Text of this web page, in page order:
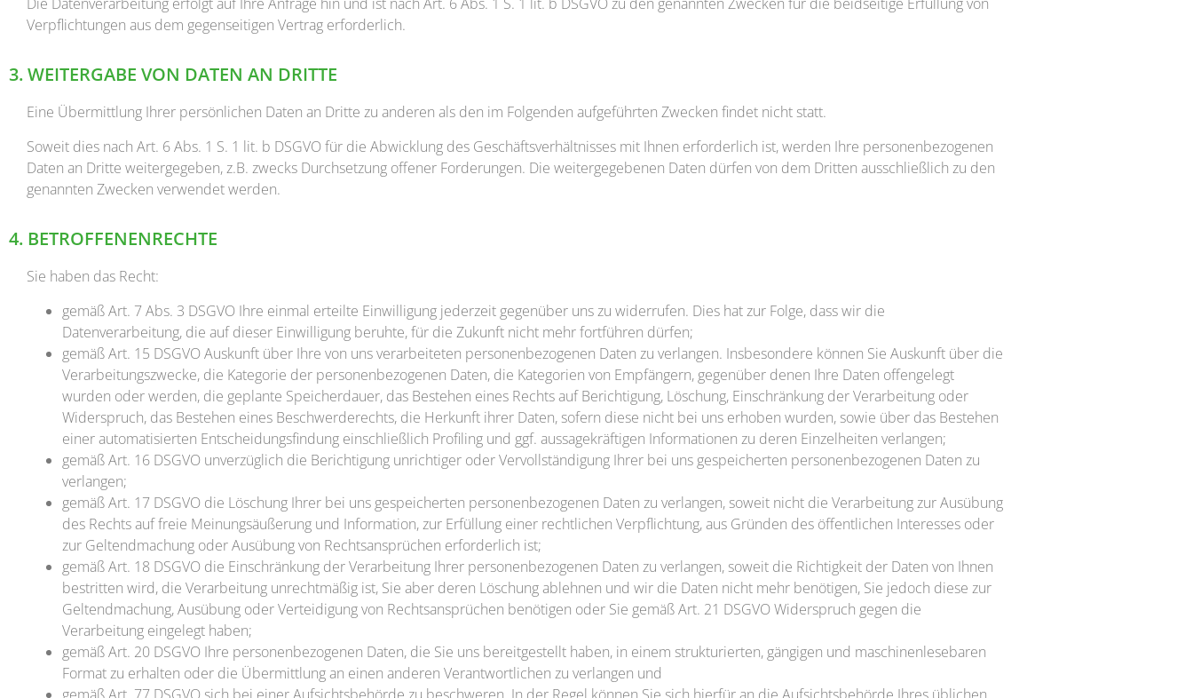
Verpflichtungen aus dem gegenseitigen Vertrag erforderlich.
3. WEITERGABE VON DATEN AN DRITTE
Eine Übermittlung Ihrer persönlichen Daten an Dritte zu anderen als den im Folgenden aufgeführten Zwecken findet nicht statt.
Soweit dies nach Art. 6 Abs. 1 S. 1 lit. b DSGVO für die Abwicklung des Geschäftsverhältnisses mit Ihnen erforderlich ist, werden Ihre personenbezogenen
Daten an Dritte weitergegeben, z.B. zwecks Durchsetzung offener Forderungen. Die weitergegebenen Daten dürfen von dem Dritten ausschließlich zu den
genannten Zwecken verwendet werden.
4. BETROFFENENRECHTE
Sie haben das Recht:
gemäß Art. 7 Abs. 3 DSGVO Ihre einmal erteilte Einwilligung jederzeit gegenüber uns zu widerrufen. Dies hat zur Folge, dass wir die
Datenverarbeitung, die auf dieser Einwilligung beruhte, für die Zukunft nicht mehr fortführen dürfen;
gemäß Art. 15 DSGVO Auskunft über Ihre von uns verarbeiteten personenbezogenen Daten zu verlangen. Insbesondere können Sie Auskunft über die
Verarbeitungszwecke, die Kategorie der personenbezogenen Daten, die Kategorien von Empfängern, gegenüber denen Ihre Daten offengelegt
wurden oder werden, die geplante Speicherdauer, das Bestehen eines Rechts auf Berichtigung, Löschung, Einschränkung der Verarbeitung oder
Widerspruch, das Bestehen eines Beschwerderechts, die Herkunft ihrer Daten, sofern diese nicht bei uns erhoben wurden, sowie über das Bestehen
einer automatisierten Entscheidungsfindung einschließlich Profiling und ggf. aussagekräftigen Informationen zu deren Einzelheiten verlangen;
gemäß Art. 16 DSGVO unverzüglich die Berichtigung unrichtiger oder Vervollständigung Ihrer bei uns gespeicherten personenbezogenen Daten zu
verlangen;
gemäß Art. 17 DSGVO die Löschung Ihrer bei uns gespeicherten personenbezogenen Daten zu verlangen, soweit nicht die Verarbeitung zur Ausübung
des Rechts auf freie Meinungsäußerung und Information, zur Erfüllung einer rechtlichen Verpflichtung, aus Gründen des öffentlichen Interesses oder
zur Geltendmachung oder Ausübung von Rechtsansprüchen erforderlich ist;
gemäß Art. 18 DSGVO die Einschränkung der Verarbeitung Ihrer personenbezogenen Daten zu verlangen, soweit die Richtigkeit der Daten von Ihnen
bestritten wird, die Verarbeitung unrechtmäßig ist, Sie aber deren Löschung ablehnen und wir die Daten nicht mehr benötigen, Sie jedoch diese zur
Geltendmachung, Ausübung oder Verteidigung von Rechtsansprüchen benötigen oder Sie gemäß Art. 21 DSGVO Widerspruch gegen die
Verarbeitung eingelegt haben;
gemäß Art. 20 DSGVO Ihre personenbezogenen Daten, die Sie uns bereitgestellt haben, in einem strukturierten, gängigen und maschinenlesebaren
Format zu erhalten oder die Übermittlung an einen anderen Verantwortlichen zu verlangen und
gemäß Art. 77 DSGVO sich bei einer Aufsichtsbehörde zu beschweren. In der Regel können Sie sich hierfür an die Aufsichtsbehörde Ihres üblichen